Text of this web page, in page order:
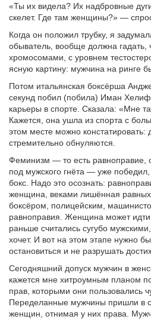
«Ты их видела? Их надбровные
скелет. Где там женщины?» —
Когда он положил трубку, я
обыватель, вообще должна гадать,
хромосомами, с уровнем
ясную картину: мужчина на ринге
Потом итальянская боксёрша
секунд побил (побила) Иман
карьеры в спорте. Сказала: «Мне
Кажется, она ушла из спорта с
этом месте можно
стремительно обнуляются.
Феминизм — то есть равноправие,
под мужского гнёта — уже
бокс. Надо это осознать:
женщина, веками лишённая
боксёром, полицейским,
равноправия. Женщина может
раньше считались сугубо
хочет. И вот на этом этапе нужно
остановиться и не разрушать
Сегодняшний допуск мужчин в
кажется мне хитроумным планом
прав, которыми они пользовались
Переделанные мужчины пришли в
женщин, отнимая у них права.